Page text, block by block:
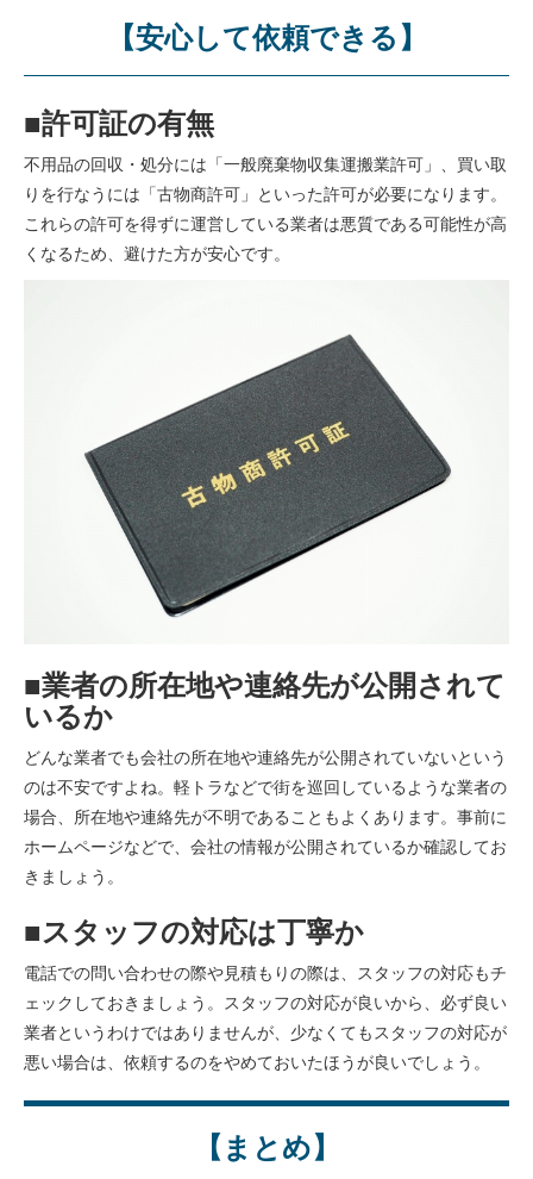
【安心して依頼できる】
■許可証の有無
不用品の回収・処分には「一般廃棄物収集運搬業許可」、買い取
りを行なうには「古物商許可」といった許可が必要になります。
これらの許可を得ずに運営している業者は悪質である可能性が高
くなるため、避けた方が安心です。
■業者の所在地や連絡先が公開されて
いるか
どんな業者でも会社の所在地や連絡先が公開されていないという
のは不安ですよね。軽トラなどで街を巡回しているような業者の
場合、所在地や連絡先が不明であることもよくあります。事前に
ホームページなどで、会社の情報が公開されているか確認してお
きましょう。
■スタッフの対応は丁寧か
電話での問い合わせの際や見積もりの際は、スタッフの対応もチ
ェックしておきましょう。スタッフの対応が良いから、必ず良い
業者というわけではありませんが、少なくてもスタッフの対応が
悪い場合は、依頼するのをやめておいたほうが良いでしょう。
【まとめ】